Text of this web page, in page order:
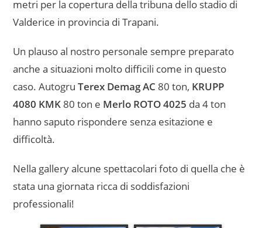
metri per la copertura della tribuna dello stadio di
Valderice in provincia di Trapani.
Un plauso al nostro personale sempre preparato
anche a situazioni molto difficili come in questo
caso. AutogruTerex Demag AC 80 ton, KRUPP
4080 KMK 80 ton e Merlo ROTO4025 da 4 ton
hanno saputo rispondere senza esitazione e
difficoltà.
Nella gallery alcune spettacolari foto di quella che è
stata una giornata ricca di soddisfazioni
professionali!